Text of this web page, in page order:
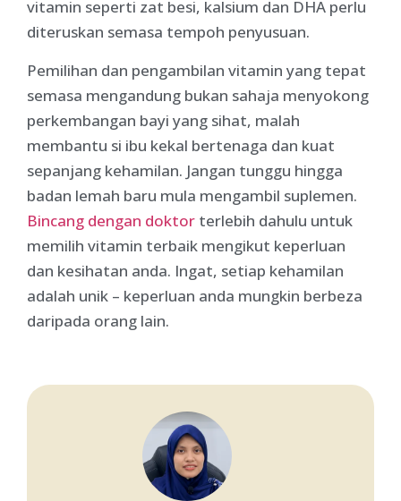
vitamin seperti zat besi, kalsium dan DHA perlu
diteruskan semasa tempoh penyusuan.
Pemilihan dan pengambilan vitamin yang tepat
semasa mengandung bukan sahaja menyokong
perkembangan bayi yang sihat, malah
membantu si ibu kekal bertenaga dan kuat
sepanjang kehamilan. Jangan tunggu hingga
badan lemah baru mula mengambil suplemen.
Bincang dengan doktor terlebih dahulu untuk
memilih vitamin terbaik mengikut keperluan
dan kesihatan anda. Ingat, setiap kehamilan
adalah unik – keperluan anda mungkin berbeza
daripada orang lain.